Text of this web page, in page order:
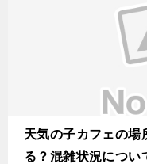
天気の子カフェの場
る？混雑状況につい